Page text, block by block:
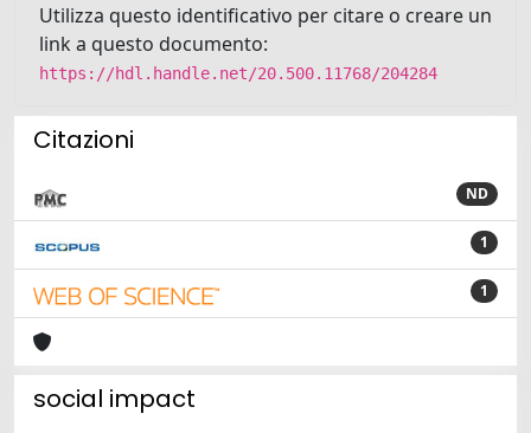
Utilizza questo identificativo per citare o creare un
link a questo documento:
https://hdl.handle.net/20.500.11768/204284
Citazioni
ND
1
1
social impact